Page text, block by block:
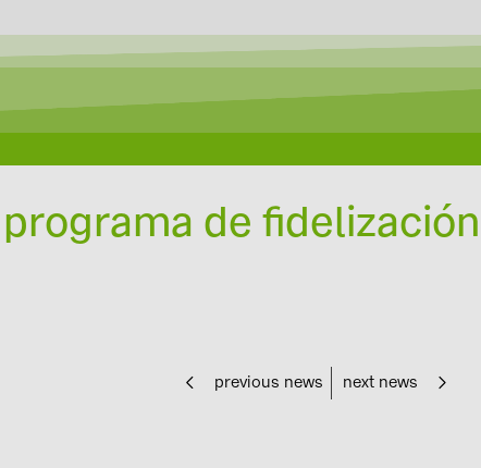
de
previous news next news